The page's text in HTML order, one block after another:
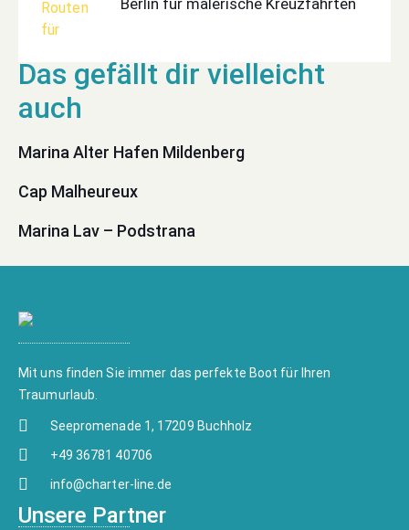
Marina Alter Hafen Mildenberg
Cap Malheureux
Marina Lav – Podstrana
Mit uns finden Sie immer das perfekte Boot für Ihren
Traumurlaub.
Seepromenade 1, 17209 Buchholz
+49 36781 40706
info@charter-line.de
Unsere Partner